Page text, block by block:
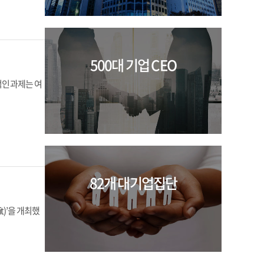
과제는 여
을 개최했
500대 기업 CEO
82개 대기업집단